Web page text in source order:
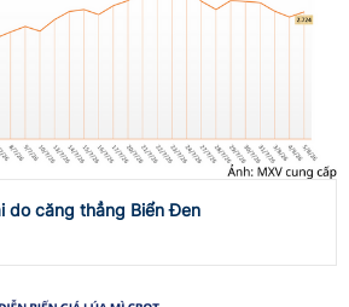
do căng thẳng Biển Đen